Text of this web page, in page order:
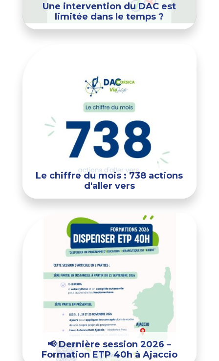
Une intervention du DAC est
limitée dans le temps ?
Le chiffre du mois : 738 actions
d'aller vers
📢 Dernière session 2026 –
Formation ETP 40h à Ajaccio